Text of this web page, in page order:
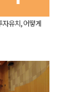
자유치, 어떻게